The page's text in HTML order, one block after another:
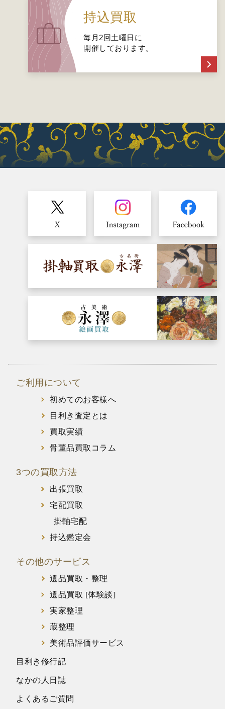
持込買取
毎月2回土曜日に
開催しております。
ご利用について
初めてのお客様へ
目利き査定とは
買取実績
骨董品買取コラム
3つの買取方法
出張買取
宅配買取
掛軸宅配
持込鑑定会
その他のサービス
遺品買取・整理
遺品買取 [体験談]
実家整理
蔵整理
美術品評価サービス
目利き修行記
なかの人日誌
よくあるご質問